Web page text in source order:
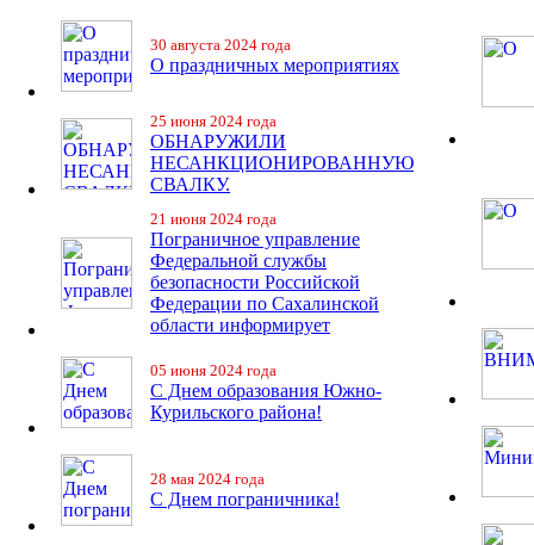
30 августа 2024 года
О праздничных мероприятиях
25 июня 2024 года
ОБНАРУЖИЛИ
НЕСАНКЦИОНИРОВАННУЮ
СВАЛКУ.
21 июня 2024 года
Пограничное управление
Федеральной службы
безопасности Российской
Федерации по Сахалинской
области информирует
05 июня 2024 года
С Днем образования Южно-
Курильского района!
28 мая 2024 года
С Днем пограничника!